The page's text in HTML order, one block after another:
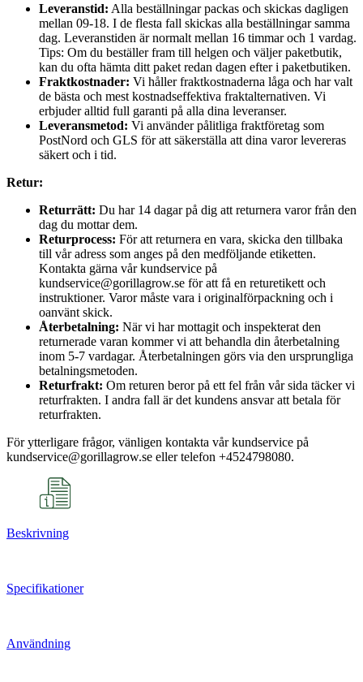
Leveranstid: Alla beställningar packas och skickas dagligen
mellan 09-18. I de flesta fall skickas alla beställningar samma
dag. Leveranstiden är normalt mellan 16 timmar och 1 vardag.
Tips: Om du beställer fram till helgen och väljer paketbutik,
kan du ofta hämta ditt paket redan dagen efter i paketbutiken.
Fraktkostnader: Vi håller fraktkostnaderna låga och har valt
de bästa och mest kostnadseffektiva fraktalternativen. Vi
erbjuder alltid full garanti på alla dina leveranser.
Leveransmetod: Vi använder pålitliga fraktföretag som
PostNord och GLS för att säkerställa att dina varor levereras
säkert och i tid.
Retur:
Returrätt: Du har 14 dagar på dig att returnera varor från den
dag du mottar dem.
Returprocess: För att returnera en vara, skicka den tillbaka
till vår adress som anges på den medföljande etiketten.
Kontakta gärna vår kundservice på
kundservice@gorillagrow.se för att få en returetikett och
instruktioner. Varor måste vara i originalförpackning och i
oanvänt skick.
Återbetalning: När vi har mottagit och inspekterat den
returnerade varan kommer vi att behandla din återbetalning
inom 5-7 vardagar. Återbetalningen görs via den ursprungliga
betalningsmetoden.
Returfrakt: Om returen beror på ett fel från vår sida täcker vi
returfrakten. I andra fall är det kundens ansvar att betala för
returfrakten.
För ytterligare frågor, vänligen kontakta vår kundservice på
kundservice@gorillagrow.se eller telefon +4524798080.
Beskrivning
Specifikationer
Användning